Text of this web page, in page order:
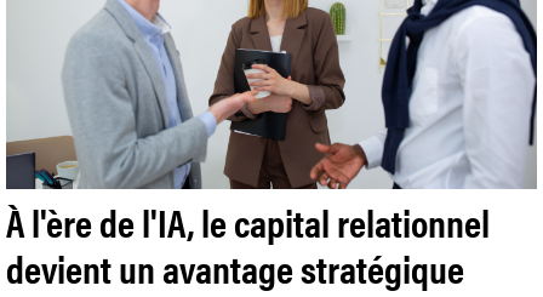
À l'ère de l'IA, le capital relationnel
devient un avantage stratégique